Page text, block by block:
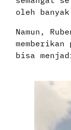
oleh
Namun,
bisa